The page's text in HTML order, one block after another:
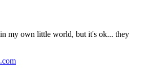
my own little world, but it's ok... they